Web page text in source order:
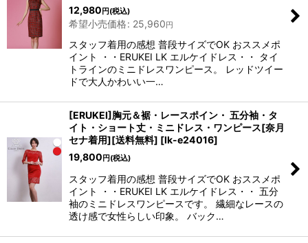
12,980 円 (税込)
希望小売価格: 25,960 円
スタッフ着用の感想 普段サイズでOK おススメポ
イント ・・ERUKEI LK エルケイドレス・・ タイ
トラインのミニドレスワンピース。 レッドツイー
ドで大人かわいい一…
[ERUKEI]胸元＆裾・レースポイン・ 五分袖・タ
イト・ショート丈・ミニドレス・ワンピース[奈月
セナ着用][送料無料] [lk-e24016]
19,800 円 (税込)
スタッフ着用の感想 普段サイズでOK おススメポ
イント ・・ERUKEI LK エルケイドレス・・ 五分
袖のミニドレスワンピースです。 繊細なレースの
透け感で女性らしい印象。 バック…